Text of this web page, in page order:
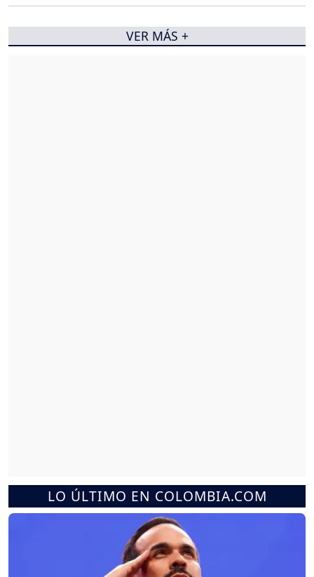
LO ÚLTIMO EN COLOMBIA.COM
VER MÁS +